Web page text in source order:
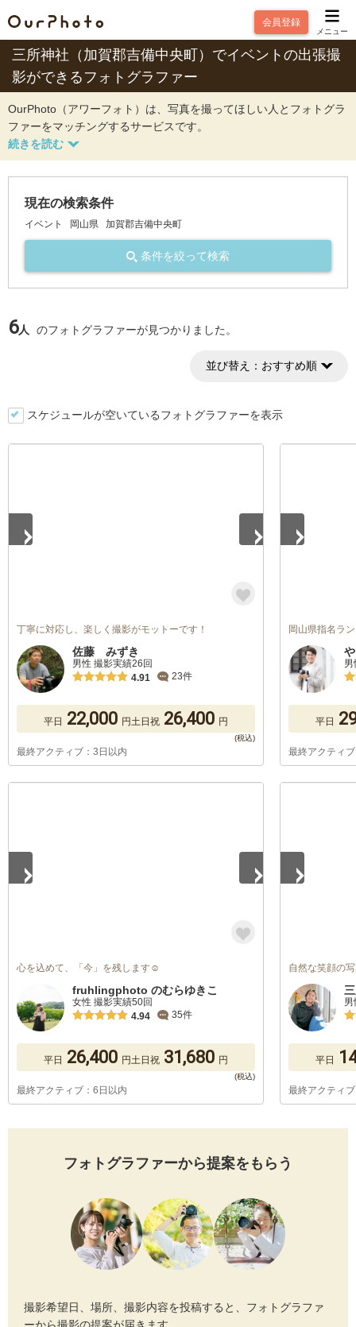
会員登録
メニュー
三所神社（加賀郡吉備中央町）でイベントの出張撮
影ができるフォトグラファー
OurPhoto（アワーフォト）は、写真を撮ってほしい人とフォトグラ
ファーをマッチングするサービスです。
現在の検索条件
イベント 岡山県 加賀郡吉備中央町
条件を絞って検索
6人 のフォトグラファーが見つかりました。
並び替え： おすすめ順
スケジュールが空いているフォトグラファーを表示
丁寧に対応し、楽しく撮影がモットーです！
佐藤 みずき
男性 撮影実績26回
4.91
23件
平日 22,000 円土日祝 26,400 円
最終アクティブ：3日以内
岡山県指名ラ
平日
最終アクティ
心を込めて、「今」を残します☺︎︎
fruhlingphoto のむらゆきこ
女性 撮影実績50回
4.94
35件
平日 26,400 円土日祝 31,680 円
最終アクティブ：6日以内
自然な笑顔の
平日
最終アクティ
フォトグラファーから提案をもらう
撮影希望日、場所、撮影内容を投稿すると、フォトグラファ